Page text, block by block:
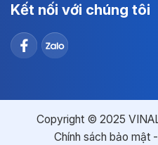
Kết nối với chúng tôi
Copyright © 2025
Chính sách bảo mật